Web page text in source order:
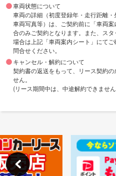
車両状態について
車両の詳細（初度登録年・走行距離
車両写真等）は、ご契約前に「車両
合のみご契約となります。また、ス
場合は上記「車両案内シート」にて
問合せください。
キャンセル・解約について
契約書の返送をもって、リース契約
せん。
(リース期間中は、中途解約できませ